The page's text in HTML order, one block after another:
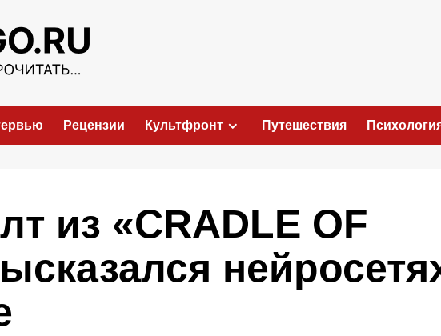
Рецензии Культфронт Путешествия
из «CRADLE OF